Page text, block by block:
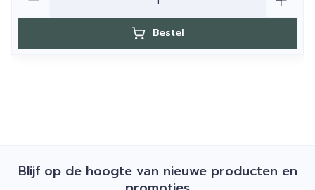
Bestel
Blijf op de hoogte van nieuwe producten en